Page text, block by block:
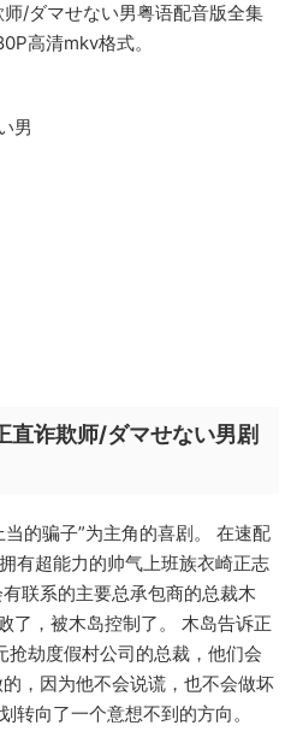
/ダマせない男粤语配音版全集
高清mkv格式。
男
直诈欺师/ダマせない男剧
的骗子”为主角的喜剧。 在速配
有超能力的帅气上班族衣崎正志
联系的主要总承包商的总裁木
了，被木岛控制了。 木岛告诉正
抢劫度假村公司的总裁，他们会
，因为他不会说谎，也不会做坏
转向了一个意想不到的方向。